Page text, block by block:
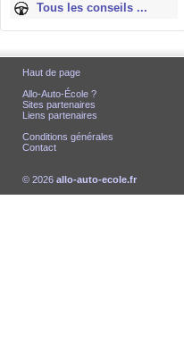
Tous les conseils ...
Haut de page
Allo-Auto-École ?
Sites partenaires
Liens partenaires
Conditions générales
Contact
© 2026 allo-auto-ecole.fr